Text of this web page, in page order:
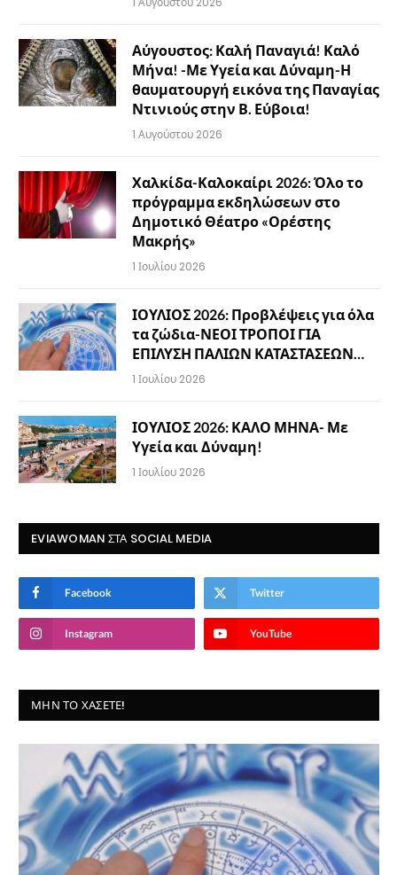
Αύγουστος: Καλή Παναγιά! Καλό
Μήνα! -Με Υγεία και Δύναμη-Η
θαυματουργή εικόνα της Παναγίας
Ντινιούς στην Β. Εύβοια!
1 Αυγούστου 2026
Χαλκίδα-Καλοκαίρι 2026: Όλο το
πρόγραμμα εκδηλώσεων στο
Δημοτικό Θέατρο «Ορέστης
Μακρής»
1 Ιουλίου 2026
ΙΟΥΛΙΟΣ 2026: Προβλέψεις για όλα
τα ζώδια-ΝΕΟΙ ΤΡΟΠΟΙ ΓΙΑ
ΕΠΙΛΥΣΗ ΠΑΛΙΩΝ ΚΑΤΑΣΤΑΣΕΩΝ…
1 Ιουλίου 2026
ΙΟΥΛΙΟΣ 2026: ΚΑΛΟ ΜΗΝΑ- Με
Υγεία και Δύναμη!
1 Ιουλίου 2026
EVIAWOMAN ΣΤΑ SOCIAL MEDIA
Facebook Twitter
Instagram YouTube
ΜΗΝ ΤΟ ΧΆΣΕΤΕ!